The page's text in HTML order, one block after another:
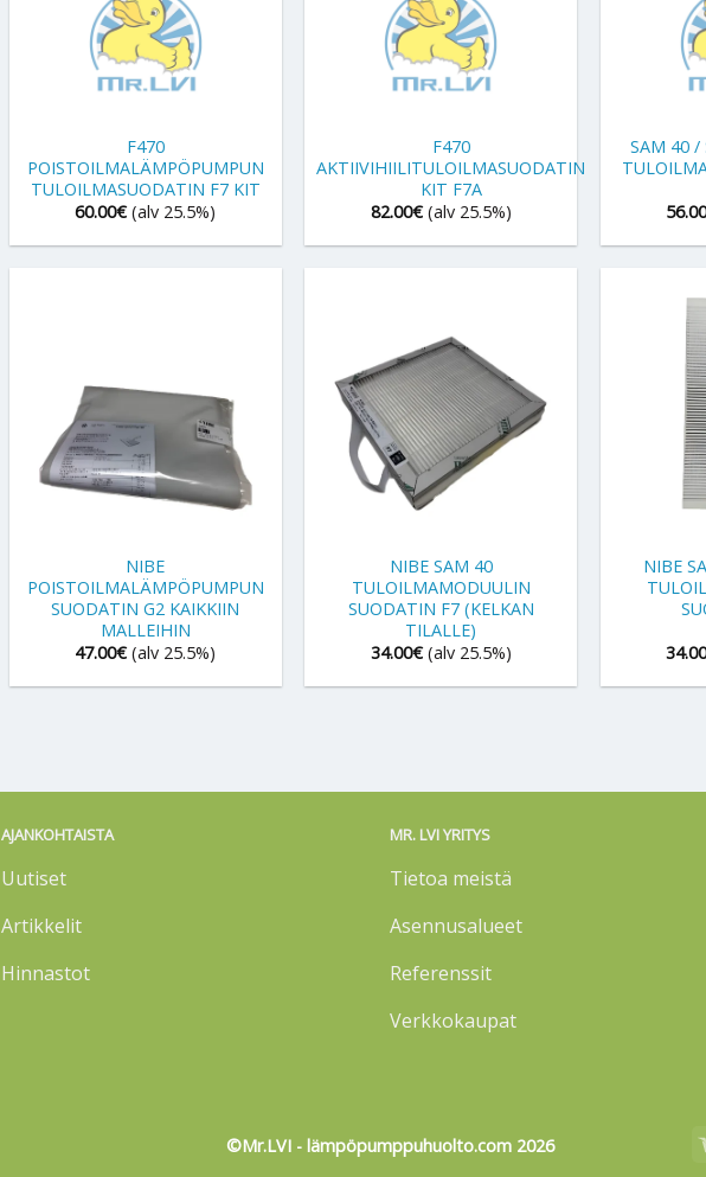
F470
POISTOILMALÄMPÖPUMPUN
TULOILMASUODATIN F7 KIT
60.00€ (alv 25.5%)
F470
AKTIIVIHIILITULOILMASUODATIN
KIT F7A
82.00€ (alv 25.5%)
SAM 40 /
NIBE
POISTOILMALÄMPÖPUMPUN
SUODATIN G2 KAIKKIIN
MALLEIHIN
47.00€ (alv 25.5%)
NIBE SAM 40
TULOILMAMODUULIN
SUODATIN F7 (KELKAN
TILALLE)
34.00€ (alv 25.5%)
NIBE
AJANKOHTAISTA
Uutiset
Artikkelit
Hinnastot
MR. LVI YRITYS
Tietoa meistä
Asennusalueet
Referenssit
Verkkokaupat
©Mr.LVI - lämpöpumppuhuolto.com 2026